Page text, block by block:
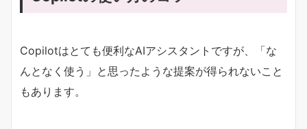
Copilotはとても便利なAIアシスタントですが、「な
んとなく使う」と思ったような提案が得られないこと
もあります。